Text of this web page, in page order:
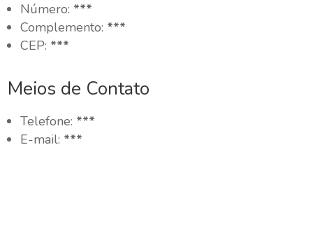
Número: ***
Complemento: ***
CEP: ***
Meios de Contato
Telefone: ***
E-mail: ***